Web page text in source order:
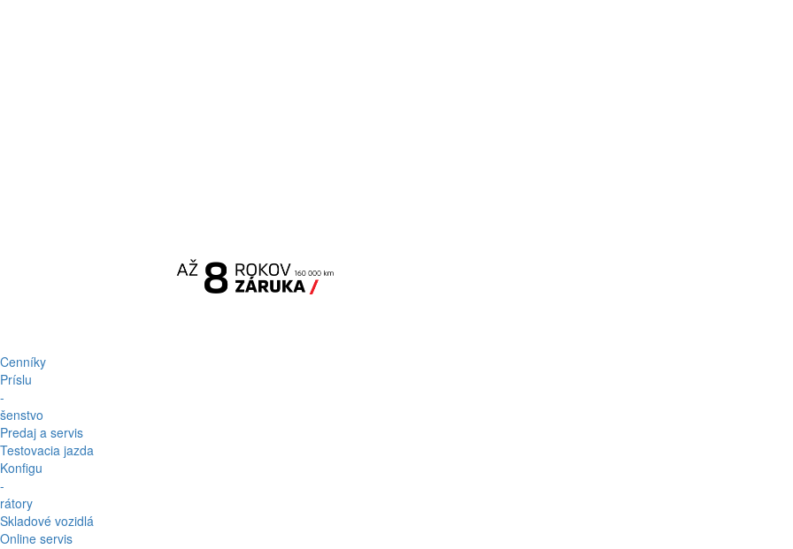
Cenníky
Príslu
-
šenstvo
Predaj a servis
Testovacia jazda
Konfigu
-
rátory
Skladové vozidlá
Online servis